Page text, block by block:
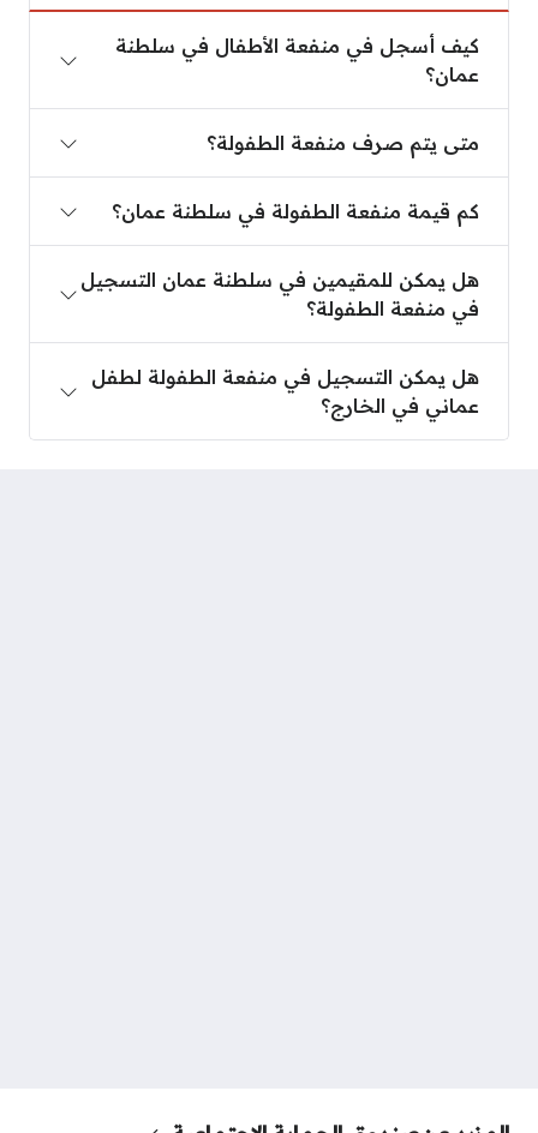
كيف أسجل في منفعة الأطفال في سلطنة
عمان؟
متى يتم صرف منفعة الطفولة؟
كم قيمة منفعة الطفولة في سلطنة عمان؟
هل يمكن للمقيمين في سلطنة عمان التسجيل
في منفعة الطفولة؟
هل يمكن التسجيل في منفعة الطفولة لطفل
عماني في الخارج؟